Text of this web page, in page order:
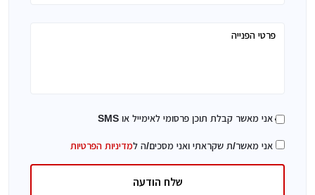
אני מאשר קבלת תוכן פרסומי לאימייל או SMS
אני מאשר/ת שקראתי ואני מסכים/ה למדיניות הפרטיות
שלח הודעה